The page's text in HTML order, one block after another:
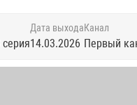
серия
Дата выхода
14.03.2026
Канал
Первый